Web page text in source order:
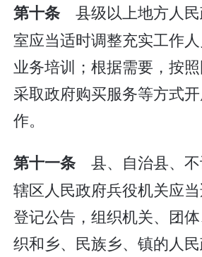
第十条 县级以上地方人
室应当适时调整充实工作
业务培训；根据需要，按
采取政府购买服务等方式
作。
第十一条 县、自治县、
辖区人民政府兵役机关应
登记公告，组织机关、团
织和乡、民族乡、镇的人